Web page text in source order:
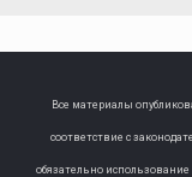
Все материалы
соответствие с
обязательно